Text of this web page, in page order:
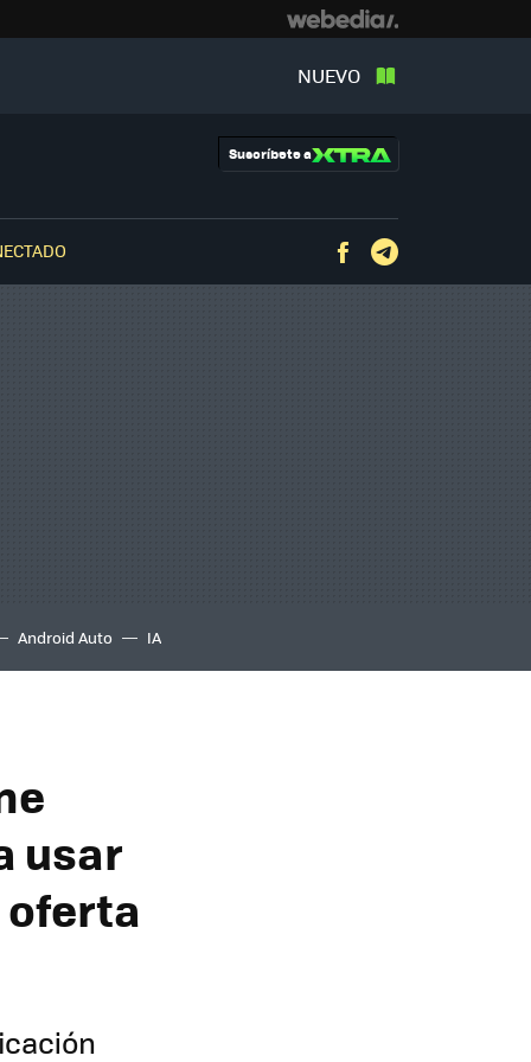
NUEVO
Suscríbete a
Facebook
Android Auto IA
usar